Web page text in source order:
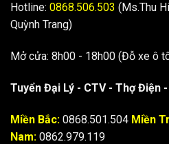
Hotline: 0868.506.503 (Ms.Thu
Quỳnh Trang)
Mở cửa: 8h00 - 18h00 (Đỗ xe ô
Tuyển Đại Lý - CTV - Thợ Điện
Miền Bắc: 0868.501.504 Miền
Nam: 0862.979.119